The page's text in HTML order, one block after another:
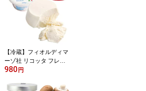
ワインのお供 パスタ ピ
ザ ピッツァ トッピング
業務用 家庭用 唐辛子 辛
い ピリ辛 ピカンテ
【冷蔵】フィオルディマ
ーゾ社 リコッタ フレス
カ 250g フレッシュ | F
FiordiMaso カフォルム
980円